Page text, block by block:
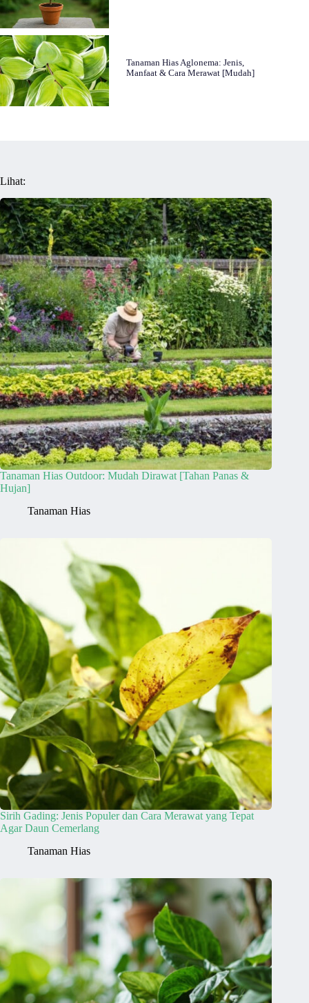
Tanaman Hias Aglonema: Jenis,
Manfaat & Cara Merawat [Mudah]
Lihat:
Tanaman Hias Outdoor: Mudah Dirawat [Tahan Panas &
Hujan]
Tanaman Hias
Sirih Gading: Jenis Populer dan Cara Merawat yang Tepat
Agar Daun Cemerlang
Tanaman Hias